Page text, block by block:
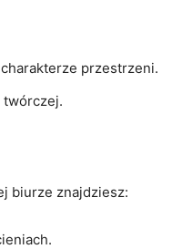
przestrzeni.
twórczej.
biurze znajdziesz: